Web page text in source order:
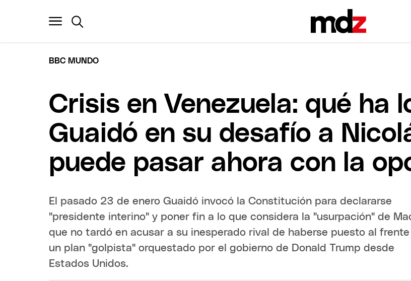
BBC MUNDO
Crisis en Venezuela: qué ha
Guaidó en su desafío a
puede pasar ahora con la
El pasado 23 de enero Guaidó invocó la Constitución para declararse
"presidente interino" y poner fin a lo que considera la "usurpación" de
que no tardó en acusar a su inesperado rival de haberse puesto al
un plan "golpista" orquestado por el gobierno de Donald Trump desde
Estados Unidos.